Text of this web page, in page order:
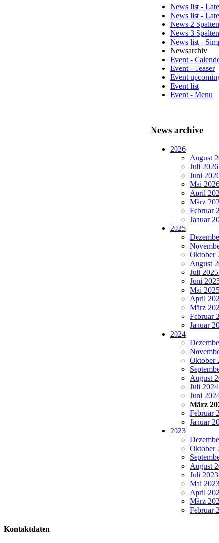
News list -
News list -
News 2
News 3
News list -
Newsarchiv
Event -
Event - Teaser
Event
Event list
Event - Menu
News archive
2026
August
Juli
Juni
Mai
April
März
Februar
Januar
2025
Oktober
August
Juli
Juni
Mai
April
März
Februar
Januar
2024
Oktober
August
Juli
Juni
März
Februar
Januar
2023
Oktober
August
Juli
Mai
April
März
Februar
Kontaktdaten